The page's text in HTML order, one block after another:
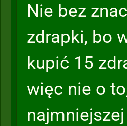
Nie bez
zdrapki, bo
kupić 15
więc nie o